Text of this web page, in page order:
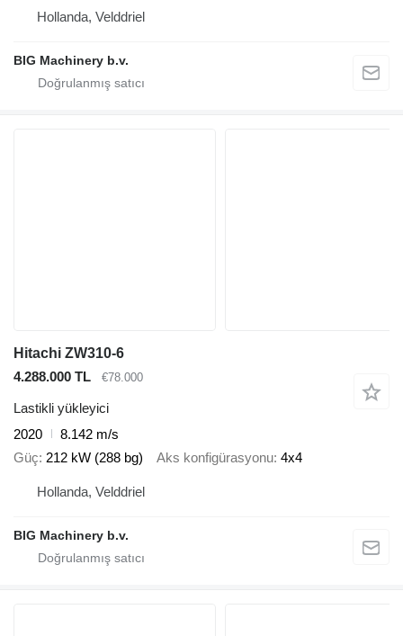
Hollanda, Velddriel
BIG Machinery b.v.
Hitachi ZW310-6
4.288.000 TL
€78.000
Lastikli yükleyici
2020
8.142 m/s
Güç 212 kW (288 bg) Aks konfigürasyonu 4x4
Hollanda, Velddriel
BIG Machinery b.v.